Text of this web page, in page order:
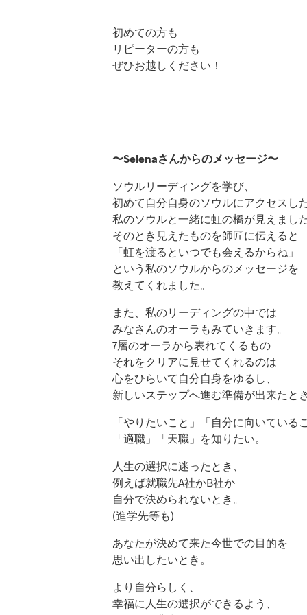
初めての方も
リピーターの方も
ぜひお越しください！
〜Selenaさんからのメッセージ〜
ソウルリーディングを学び、
初めて自分自身のソウルにアクセスし
私のソウルと一緒に虹の橋が見えました
そのとき見えたものを師匠に伝えると
「虹を渡るといつでも会えるからね」
という私のソウルからのメッセージを
教えてくれました。
また、私のリーディングの中では
みなさんのオーラもみていきます。
7層のオーラから表れてくるもの
それをクリアに見せてくれるのは
心をひらいて自分自身をゆるし、
新しいステップへ進む準備が出来たとき
「やりたいこと」「自分に向いている
「適職」「天職」を知りたい。
人生の選択に迷ったとき、
例えば就職先A社かB社か
自分で決められないとき。
(進学先等も)
あなたが決めて来た今世での目的を
思い出したいとき。
より自分らしく、
幸福に人生の選択ができるよう、